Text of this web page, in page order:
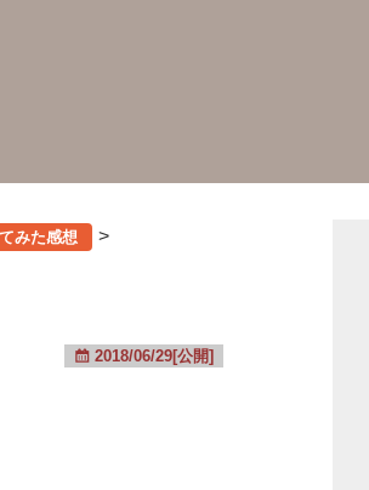
みた感想 >
2018/06/29[公開]